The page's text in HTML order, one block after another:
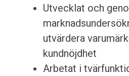
Utvecklat och
utvärdera
kundnöjdhet
Arbetat i